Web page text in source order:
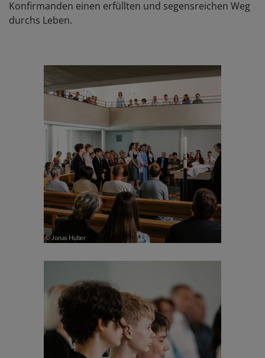
Konfirmanden einen erfüllten und segensreichen Weg
durchs Leben.